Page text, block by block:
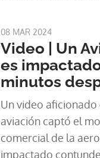
de la consternación
investigador de la
y padre de
lo sucedido a través
en el que destacó
humanas de su hija.
Canadá es
después de
08 MAR 2024
Video | Un
es
minutos
Un video
aviación captó el
comercial de la
impactado